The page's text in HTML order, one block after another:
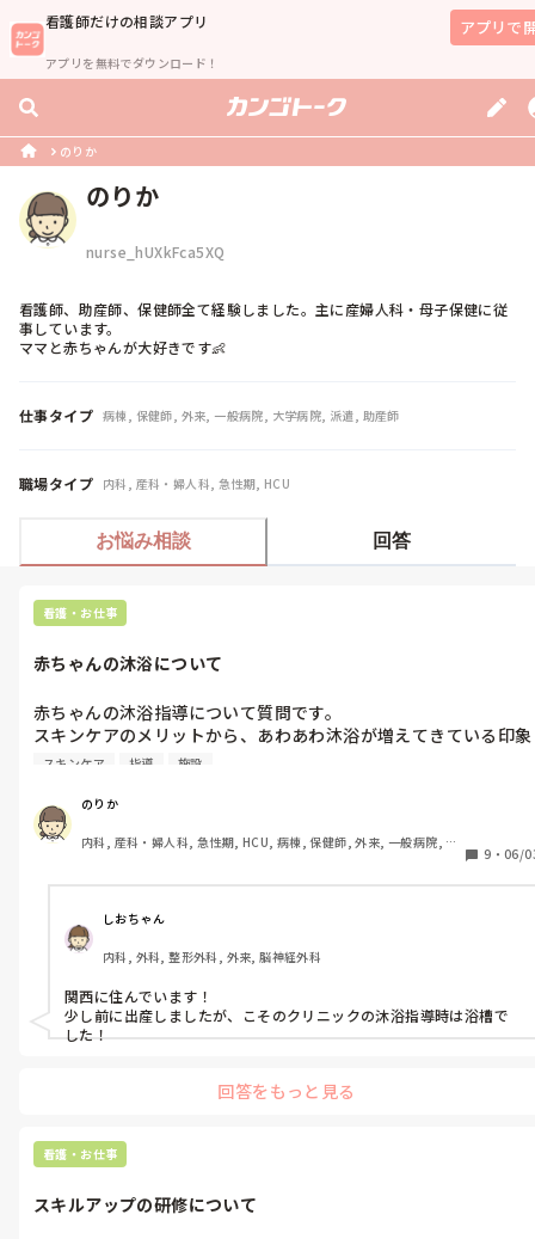
看護師だけの相談アプリ
アプリを無料でダウンロード！
アプリで
のりか
のりか
nurse_hUXkFca5XQ
看護師、助産師、保健師全て経験しました。主に産婦人科・母子保健に従
事しています。
ママと赤ちゃんが大好きです👶
仕事タイプ 病棟, 保健師, 外来, 一般病院, 大学病院, 派遣, 助産師
職場タイプ 内科, 産科・婦人科, 急性期, HCU
お悩み相談 回答
看護・お仕事
赤ちゃんの沐浴について
赤ちゃんの沐浴指導について質問です。
スキンケアのメリットから、あわあわ沐浴が増えてきている印象
です。
槽パターンですか？あわあわ沐浴ですか？
みなさんの施設や地域の状況を教えていただきたいです。
スキンケア 指導 施設
のりか
内科, 産科・婦人科, 急性期, HCU, 病棟, 保健師, 外来, 一般病院, 大
9 ・ 06/
しおちゃん
内科, 外科, 整形外科, 外来, 脳神経外科
関西に住んでいます！
少し前に出産しましたが、こそのクリニックの沐浴指導時は浴槽で
した！
回答をもっと見る
看護・お仕事
スキルアップの研修について